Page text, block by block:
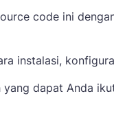
code ini
instalasi,
dapat Anda